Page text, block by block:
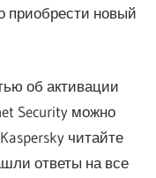
приобрести новый
об активации
Security можно
читайте
ответы на все